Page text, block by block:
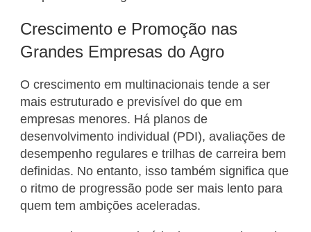
Crescimento e Promoção nas
Grandes Empresas do Agro
O crescimento em multinacionais tende a ser
mais estruturado e previsível do que em
empresas menores. Há planos de
desenvolvimento individual (PDI), avaliações de
desempenho regulares e trilhas de carreira bem
definidas. No entanto, isso também significa que
o ritmo de progressão pode ser mais lento para
quem tem ambições aceleradas.